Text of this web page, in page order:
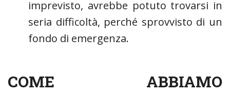
imprevisto, avrebbe potuto trovarsi in
seria difficoltà, perché sprovvisto di un
fondo di emergenza.
COME ABBIAMO